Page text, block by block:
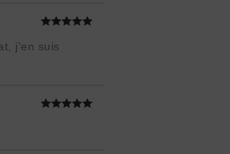
j'en suis